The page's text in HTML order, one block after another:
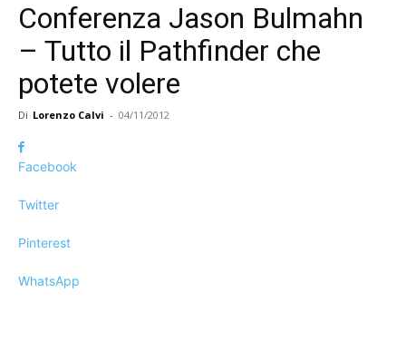
Conferenza Jason Bulmahn
– Tutto il Pathfinder che
potete volere
Di Lorenzo Calvi - 04/11/2012
Facebook
Twitter
Pinterest
WhatsApp